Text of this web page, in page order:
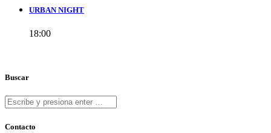
URBAN NIGHT
18:00
Buscar
Contacto